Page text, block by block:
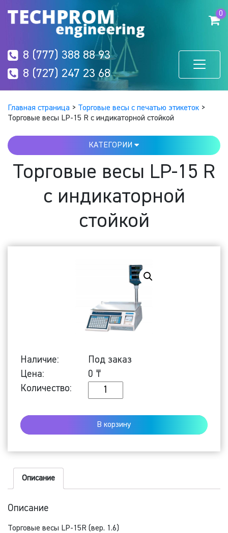
0
8 (777) 388 88 93
8 (727) 247 23 68
Главная страница > Торговые весы с печатью этикеток >
Торговые весы LP-15 R с индикаторной стойкой
КАТЕГОРИИ
Торговые весы LP-15 R
с индикаторной
стойкой
Наличие:
Под заказ
Цена:
0 ₸
Количество:
Количество
Торговые
весы
индикаторной
В корзину
Описание
Описание
Торговые весы LP-15R (вер. 1.6)